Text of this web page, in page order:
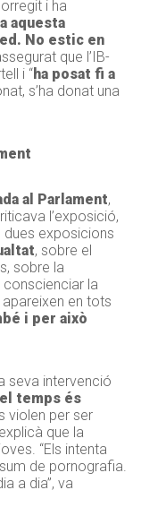
i ha
aquesta
No estic en
que l’IB-
i “ha posat fi a
s’ha donat una
al Parlament,
l’exposició,
dues exposicions
, sobre el
sobre la
la
en tots
i per això
seva intervenció
temps és
violen per ser
que la
“Els intenta
de pornografia.
a dia”, va